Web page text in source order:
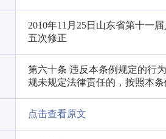
2010年11月25日山东省第十一
五次修正
第六十条 违反本条例规定的行
规未规定法律责任的，按照本
点击查看原文